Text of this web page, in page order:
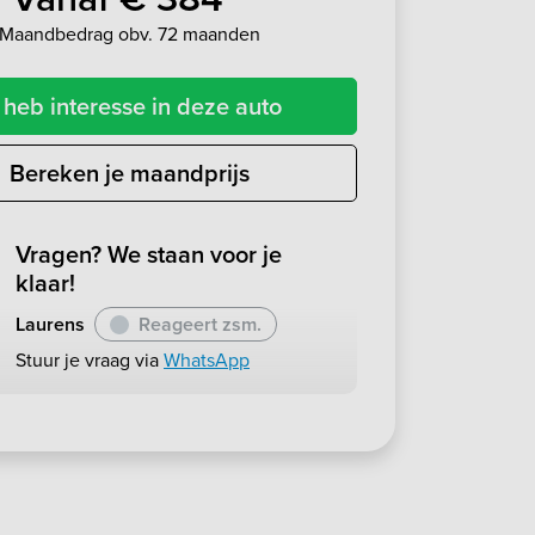
Maandbedrag obv. 72 maanden
interesse in deze auto
Bereken je maandprijs
Vragen? We staan voor je
klaar!
Laurens
Reageert zsm.
Stuur je vraag viaWhatsApp